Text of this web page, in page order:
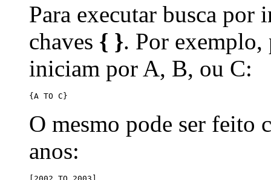
Para executar busca por
chaves { }. Por exemplo,
iniciam por A, B, ou C:
{A TO C}
O mesmo pode ser feito
anos: